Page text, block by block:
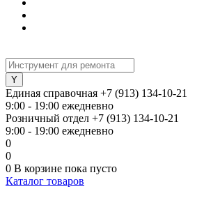
Единая справочная +7 (913) 134-10-21
9:00 - 19:00 ежедневно
Розничный отдел +7 (913) 134-10-21
9:00 - 19:00 ежедневно
0
0
0 В корзине пока пусто
Каталог товаров